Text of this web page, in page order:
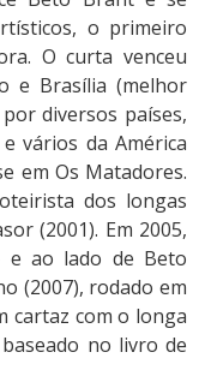
o primeiro
O curta venceu
e Brasília (melhor
diversos países,
vários da América
em Os Matadores.
dos longas
(2001). Em 2005,
e ao lado de Beto
(2007), rodado em
cartaz com o longa
no livro de